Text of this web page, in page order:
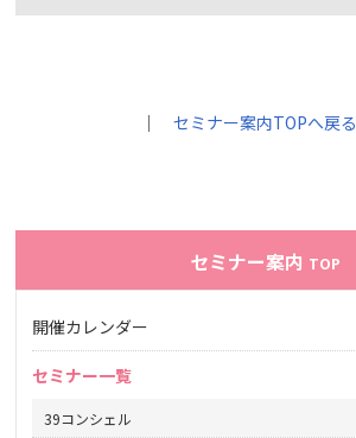
｜セミナー案内TOPへ戻る
セミナー案内 TOP
開催カレンダー
セミナー一覧
39コンシェル